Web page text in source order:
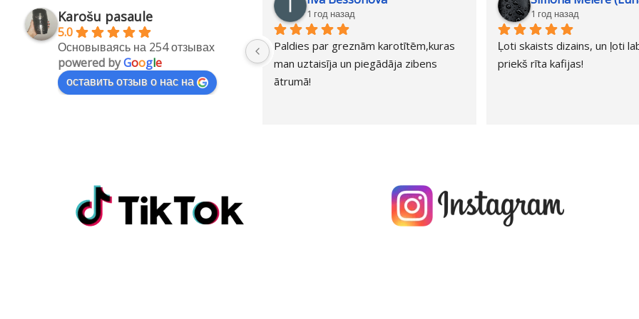
Karošu pasaule
5.0
Основываясь на 254 отзывах
powered byGoogle
оставить отзыв о нас на
1 год назад
Paldies par greznām karotītēm,kuras
man uztaisīja un piegādāja zibens
ātrumā!
1 год назад
Ļoti skaists dizains, un ļoti
priekš rīta kafijas!